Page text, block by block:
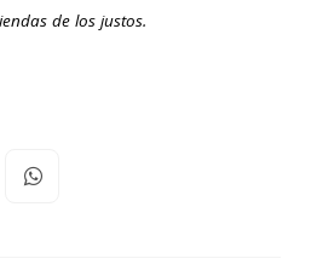
de los justos.